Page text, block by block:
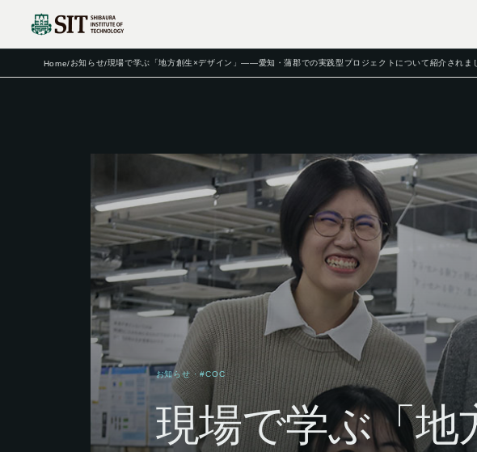
Home/お知らせ/現場で学ぶ「地方創生×デザイン」――愛知・蒲郡での実践型プロジェクトについて紹介されま
お知らせ· #COC
現場で学ぶ「地